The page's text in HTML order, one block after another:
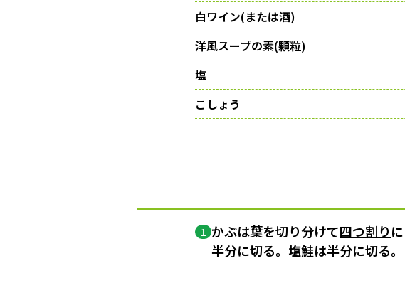
白ワイン(または酒)
洋風スープの素(顆粒)
塩
こしょう
1 かぶは葉を切り分けて四つ割り
半分に切る。塩鮭は半分に切る。